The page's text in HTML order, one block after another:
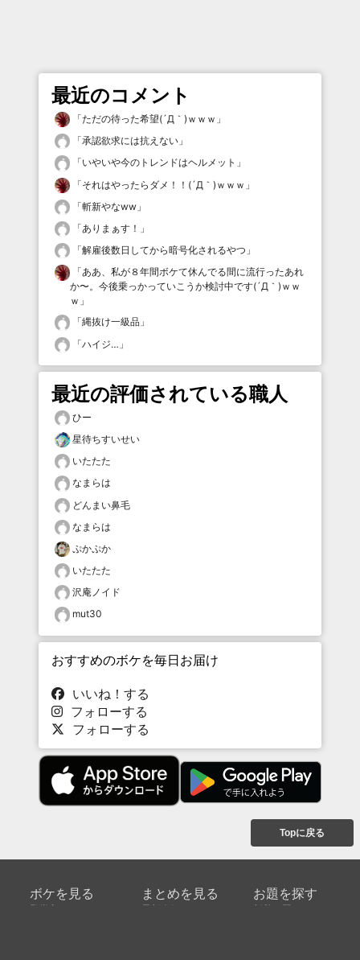
最近のコメント
「ただの待った希望(´Д｀)ｗｗｗ 」
「承認欲求には抗えない 」
「いやいや今のトレンドはヘルメット 」
「それはやったらダメ！！(´Д｀)ｗｗｗ 」
「斬新やなww 」
「ありまぁす！ 」
「解雇後数日してから暗号化されるやつ 」
「ああ、私が８年間ボケて休んでる間に流行ったあれ
か〜。今後乗っかっていこうか検討中です(´Д｀)ｗｗ
ｗ 」
「縄抜け一級品 」
「ハイジ… 」
最近の評価されている職人
ひー
星待ちすいせい
いたたた
なまらは
どんまい鼻毛
なまらは
ぷかぷか
いたたた
沢庵ノイド
mut30
おすすめのボケを毎日お届け
いいね！する
フォローする
フォローする
Topに戻る
ボケを見る
殿堂入り
まとめを見る
最新人気まとめ
お題を探す
新着お題